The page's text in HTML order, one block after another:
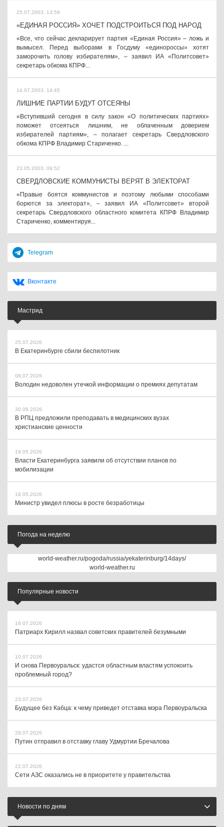
25.07.2003, 13:59
«ЕДИНАЯ РОССИЯ» ХОЧЕТ ПОДСТРОИТЬСЯ ПОД НАРОД
«Все, что сейчас декларирует партия «Единая Россия» – ложь и
вымысел. Перед выборами в Госдуму «единороссы» хотят
заморочить голову избирателям», – заявил ИА «Политсовет»
секретарь обкома КПРФ...
14.07.2003, 14:45
ЛИШНИЕ ПАРТИИ БУДУТ ОТСЕЯНЫ
«Вступивший сегодня в силу закон «О политических партиях»
поможет отсеяться лишним, не облаченным доверием
избирателей партиям», – полагает секретарь Свердловского
обкома КПРФ Владимир Стариченко. ...
23.05.2003, 09:52
СВЕРДЛОВСКИЕ КОММУНИСТЫ ВЕРЯТ В ЭЛЕКТОРАТ
«Правые боятся коммунистов и поэтому любыми способами
борются за электорат», – заявил ИА «Политсовет» второй
секретарь Свердловского областного комитета КПРФ Владимир
Стариченко, комментируя...
Telegram
Вконтакте
Мастрид
25.07.2026
В Екатеринбурге сбили беспилотник
08.07.2026
Володин недоволен утечкой информации о премиях депутатам
30.06.2026
В РПЦ предложили преподавать в медицинских вузах
христианские ценности
19.05.2026
Власти Екатеринбурга заявили об отсутствии планов по
мобилизации
18.05.2026
Министр увидел плюсы в росте безработицы
Погода на неделю
world-weather.ru/pogoda/russia/yekaterinburg/14days/
world-weather.ru
Популярные новости
16.07.2026
Патриарх Кирилл назвал советских правителей безумными
10.07.2026
И снова Первоуральск: удастся областным властям успокоить
проблемный город?
23.07.2026
Будущее без Кабца: к чему приведет отставка мэра Первоуральска
29.07.2026
Путин отправил в отставку главу Удмуртии Бречалова
22.07.2026
Сети АЗС оказались не в приоритете у правительства
Новости по дням